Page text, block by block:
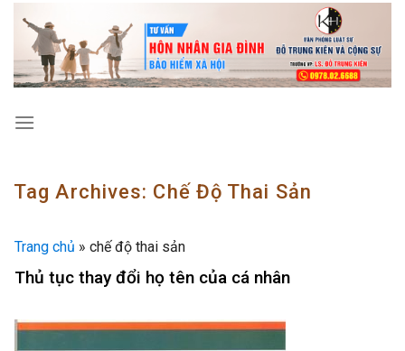
content
Tag Archives: Chế Độ Thai Sản
Trang chủ » chế độ thai sản
Thủ tục thay đổi họ tên của cá nhân